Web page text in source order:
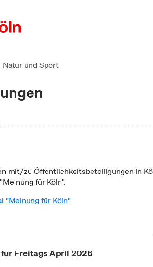
Natur und Sport
mit/zu Öffentlichkeitsbeteiligungen in
für Köln".
"Meinung für Köln"
Freitags April 2026